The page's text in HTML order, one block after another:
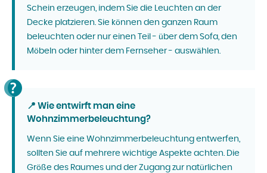
Schein erzeugen, indem Sie die Leuchten an der
Decke platzieren. Sie können den ganzen Raum
beleuchten oder nur einen Teil - über dem Sofa, den
Möbeln oder hinter dem Fernseher - auswählen.
📍 Wie entwirft man eine
Wohnzimmerbeleuchtung?
Wenn Sie eine Wohnzimmerbeleuchtung entwerfen,
sollten Sie auf mehrere wichtige Aspekte achten. Die
Größe des Raumes und der Zugang zur natürlichen